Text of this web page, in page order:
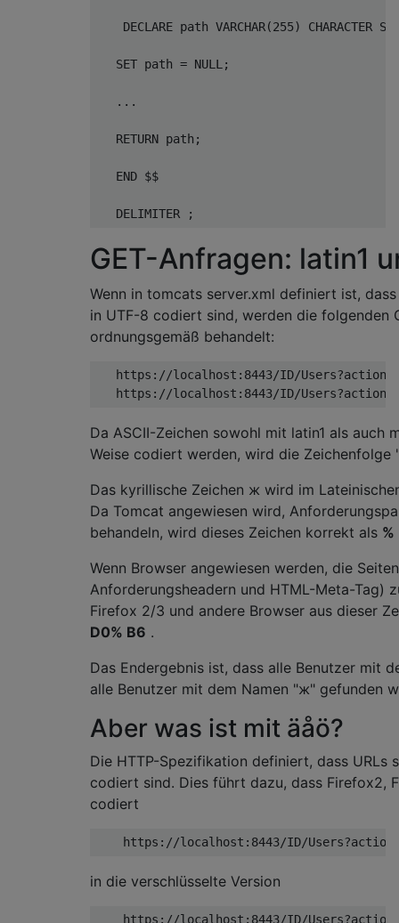
    DECLARE path VARCHAR
(255) CHARACTER
   SET path
= NULL ;
...
   RETURN path
;
END $$
   DELIMITER
;
GET-Anfragen: latin1
Wenn in tomcats server.xml definiert ist,
in UTF-8 codiert sind, werden die folgenden
ordnungsgemäß behandelt:
   https
: //localhost:8443/ID/
   https
: //localhost:8443/ID/
Da ASCII-Zeichen sowohl mit latin1 als auch
Weise codiert werden, wird die
Das kyrillische Zeichen ж wird im
Da Tomcat angewiesen wird,
behandeln, wird dieses Zeichen korrekt als
Wenn Browser angewiesen werden, die
Anforderungsheadern und HTML-Meta-Tag)
Firefox 2/3 und andere Browser aus dieser
D0% B6 .
Das Endergebnis ist, dass alle Benutzer mit
alle Benutzer mit dem Namen "ж" gefunden
Aber was ist mit äåö?
Die HTTP-Spezifikation definiert, dass URLs
codiert sind. Dies führt dazu, dass Firefox2,
codiert
    https
: //localhost:8443/ID/
in die verschlüsselte Version
    https
: //localhost:8443/ID/